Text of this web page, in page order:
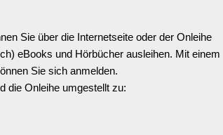
Sie über die Internetseite oder der Onleihe
eBooks und Hörbücher ausleihen. Mit einem
Sie sich anmelden.
die Onleihe umgestellt zu: